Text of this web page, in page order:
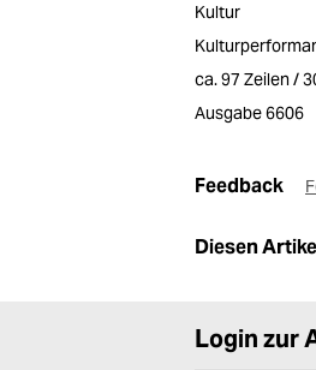
Kultur
ca. 97 Zeilen /
Ausgabe 6606
Feedback
Diesen
Login zur